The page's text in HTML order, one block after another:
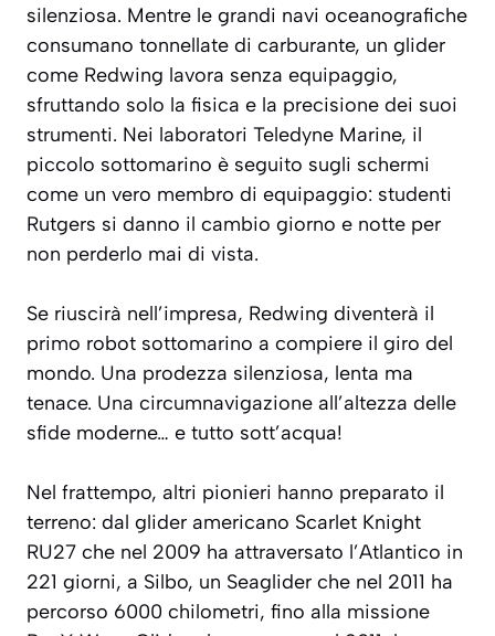
silenziosa. Mentre le grandi navi oceanografiche
consumano tonnellate di carburante, un glider
come Redwing lavora senza equipaggio,
sfruttando solo la fisica e la precisione dei suoi
strumenti. Nei laboratori Teledyne Marine, il
piccolo sottomarino è seguito sugli schermi
come un vero membro di equipaggio: studenti
Rutgers si danno il cambio giorno e notte per
non perderlo mai di vista.
Se riuscirà nell’impresa, Redwing diventerà il
primo robot sottomarino a compiere il giro del
mondo. Una prodezza silenziosa, lenta ma
tenace. Una circumnavigazione all’altezza delle
sfide moderne… e tutto sott’acqua!
Nel frattempo, altri pionieri hanno preparato il
terreno: dal glider americano Scarlet Knight
RU27 che nel 2009 ha attraversato l’Atlantico in
221 giorni, a Silbo, un Seaglider che nel 2011 ha
percorso 6000 chilometri, fino alla missione